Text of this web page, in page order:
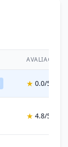
AVALIAÇÃO
★ 0.0/5
★ 4.8/5